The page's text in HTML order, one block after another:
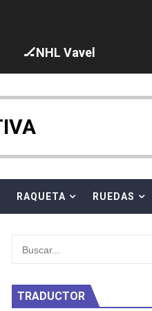
y Taddeucci. Ángela
al equipo neutral
en el Grand Slam Mexico
🏒NHL Vavel
RAQUETA RUEDAS
TRADUCTOR